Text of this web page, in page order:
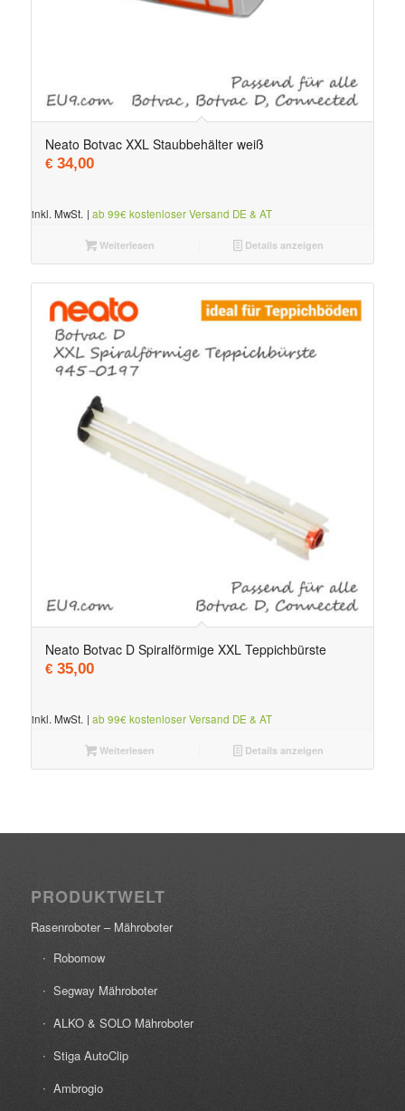
Neato Botvac XXL Staubbehälter weiß
€34,00
inkl. MwSt. | ab 99€ kostenloser Versand DE & AT
Weiterlesen Details anzeigen
Neato Botvac D Spiralförmige XXL Teppichbürste
€35,00
inkl. MwSt. | ab 99€ kostenloser Versand DE & AT
Weiterlesen Details anzeigen
PRODUKTWELT
Rasenroboter – Mähroboter
Robomow
Segway Mähroboter
ALKO & SOLO Mähroboter
Stiga AutoClip
Ambrogio